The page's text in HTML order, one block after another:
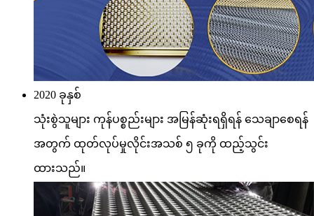
2020 ခုနှစ်
သုံးစွဲသူများ ကုန်ပစ္စည်းများ အမြန်ဆုံးရရှိရန် သေချာစေရန်
အတွက် ထုတ်လုပ်မှုလိုင်းအသစ် ၅ ခုကို ထည့်သွင်း
ထားသည်။